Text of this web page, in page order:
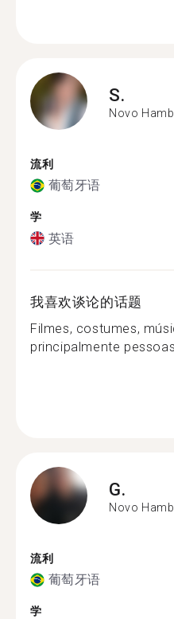
S.
Novo
流利
葡萄牙语
学
英语
我喜欢谈论的话题
Filmes, costumes,
principalmente
G.
Novo
流利
葡萄牙语
学